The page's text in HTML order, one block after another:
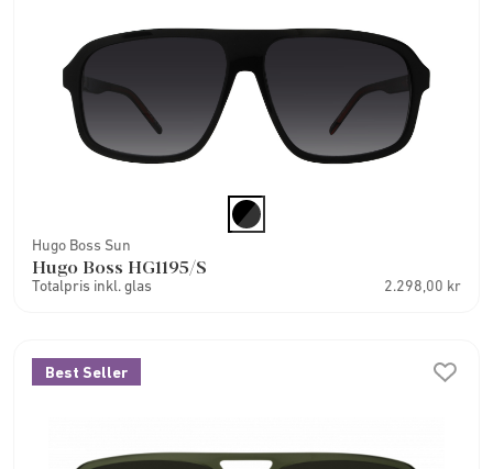
Hugo Boss Sun
Hugo Boss HG1195/S
Totalpris inkl. glas 2.298,00 kr
Best Seller